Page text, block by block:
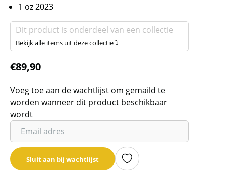
1 oz 2023
Dit product is onderdeel van een collectie
Bekijk alle items uit deze collectie ⤵
€89,90
Voeg toe aan de wachtlijst om gemaild te
worden wanneer dit product beschikbaar
wordt
Vul
je
email
adresSluit aan bij wachtlijst